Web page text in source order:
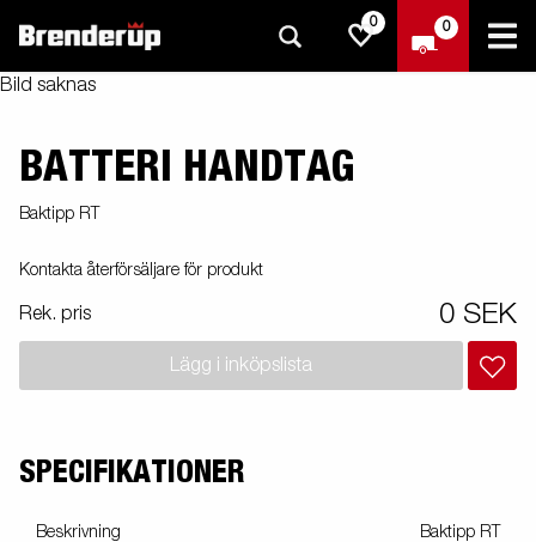
0 0
Bild saknas
BATTERI HANDTAG
Baktipp RT
Kontakta återförsäljare för produkt
Rek. pris 0 SEK
Lägg i inköpslista
SPECIFIKATIONER
Beskrivning Baktipp RT